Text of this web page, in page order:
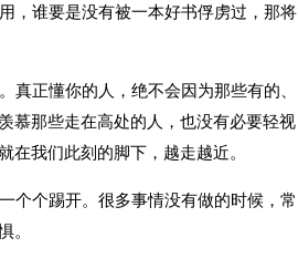
，谁要是没有被一本好书俘虏过，那将
真正懂你的人，绝不会因为那些有的、
慕那些走在高处的人，也没有必要轻视
我们此刻的脚下，越走越近。
个个踢开。很多事情没有做的时候，常
。